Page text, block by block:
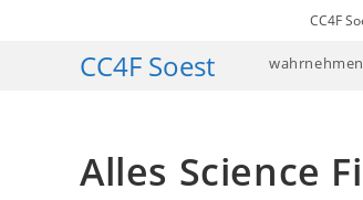
CC4F
CC4F Soest wahrnehmen
Alles Science